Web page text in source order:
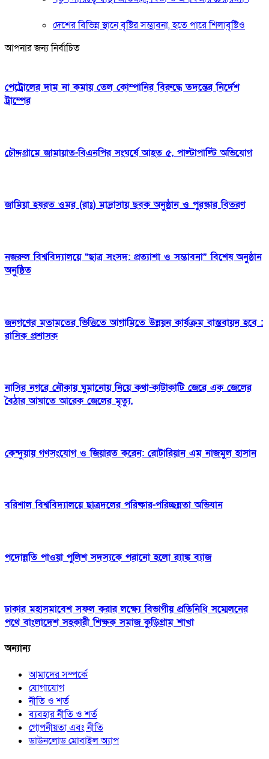
দেশের বিভিন্ন স্থানে বৃষ্টির সম্ভাবনা, হতে পারে শিলাবৃষ্টিও
আপনার জন্য নির্বাচিত
পেট্রোলের দাম না কমায় তেল কোম্পানির বিরুদ্ধে তদন্তের নির্দেশ
ট্রাম্পের
চৌদ্দগ্রামে জামায়াত-বিএনপির সংঘর্ষে আহত ৫, পাল্টাপাল্টি অভিযোগ
জামিয়া হযরত ওমর (রাঃ) মাদ্রাসায় ছবক অনুষ্ঠান ও পুরস্কার বিতরণ
নজরুল বিশ্ববিদ্যালয়ে “ছাত্র সংসদ: প্রত্যাশা ও সম্ভাবনা” বিশেষ অনুষ্ঠান
অনুষ্ঠিত
জনগণের মতামতের ভিত্তিতে আগামিতে উন্নয়ন কার্যক্রম বাস্তবায়ন হবে :
রাসিক প্রশাসক
নাসির নগরে নৌকায় ঘুমানোয় নিয়ে কথা-কাটাকাটি জেরে এক জেলের
বৈঠার আঘাতে আরেক জেলের মৃত্যু,
কেন্দুয়ায় গণসংযোগ ও জিয়ারত করেন: রোটারিয়ান এম নাজমুল হাসান
বরিশাল বিশ্ববিদ্যালয়ে ছাত্রদলের পরিষ্কার-পরিচ্ছন্নতা অভিযান
পদোন্নতি পাওয়া পুলিশ সদস্যকে পরানো হলো র‍্যাঙ্ক ব্যাজ
ঢাকার মহাসমাবেশ সফল করার লক্ষ্যে বিভাগীয় প্রতিনিধি সম্মেলনের
পথে বাংলাদেশ সহকারী শিক্ষক সমাজ কুড়িগ্রাম শাখা
অন্যান্য
আমাদের সম্পর্কে
যোগাযোগ
নীতি ও শর্ত
ব্যবহার নীতি ও শর্ত
গোপনীয়তা এবং নীতি
ডাউনলোড মোবাইল অ্যাপ